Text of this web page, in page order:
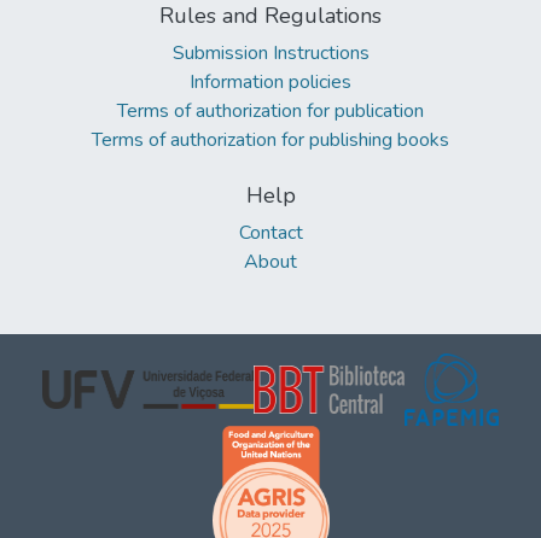
Rules and Regulations
Submission Instructions
Information policies
Terms of authorization for publication
Terms of authorization for publishing books
Help
Contact
About